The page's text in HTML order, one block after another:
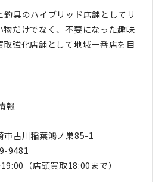
釣具のハイブリッド店舗としてリ
物だけでなく、不要になった趣味
強化店舗として地域一番店を目
報
市古川稲葉鴻ノ巣85-1
9481
（店頭買取18:00まで）